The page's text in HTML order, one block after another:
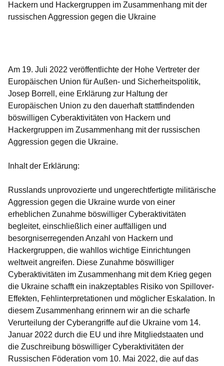
Hackern und Hackergruppen im Zusammenhang mit der
russischen Aggression gegen die Ukraine
Am 19. Juli 2022 veröffentlichte der Hohe Vertreter der
Europäischen Union für Außen- und Sicherheitspolitik,
Josep Borrell, eine Erklärung zur Haltung der
Europäischen Union zu den dauerhaft stattfindenden
böswilligen Cyberaktivitäten von Hackern und
Hackergruppen im Zusammenhang mit der russischen
Aggression gegen die Ukraine.
Inhalt der Erklärung:
Russlands unprovozierte und ungerechtfertigte militärische
Aggression gegen die Ukraine wurde von einer
erheblichen Zunahme böswilliger Cyberaktivitäten
begleitet, einschließlich einer auffälligen und
besorgniserregenden Anzahl von Hackern und
Hackergruppen, die wahllos wichtige Einrichtungen
weltweit angreifen. Diese Zunahme böswilliger
Cyberaktivitäten im Zusammenhang mit dem Krieg gegen
die Ukraine schafft ein inakzeptables Risiko von Spillover-
Effekten, Fehlinterpretationen und möglicher Eskalation. In
diesem Zusammenhang erinnern wir an die scharfe
Verurteilung der Cyberangriffe auf die Ukraine vom 14.
Januar 2022 durch die EU und ihre Mitgliedstaaten und
die Zuschreibung böswilliger Cyberaktivitäten der
Russischen Föderation vom 10. Mai 2022, die auf das